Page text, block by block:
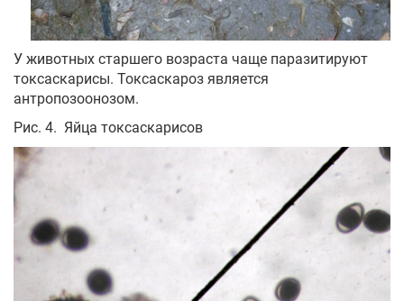
У животных старшего возраста чаще паразитируют
токсаскарисы. Токсаскароз является
антропозоонозом.
Рис. 4. Яйца токсаскарисов